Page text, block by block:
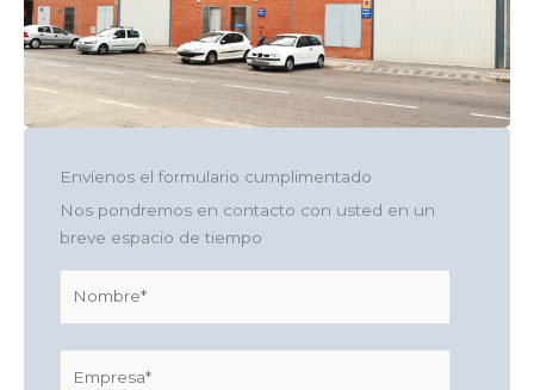
Envíenos el formulario cumplimentado
Nos pondremos en contacto con usted en un
breve espacio de tiempo